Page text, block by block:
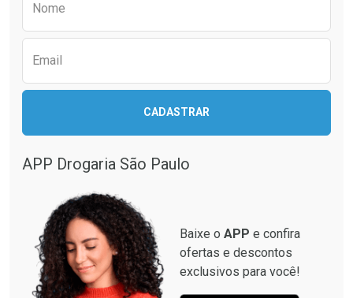
Nome
Email
CADASTRAR
APP Drogaria São Paulo
Baixe o APP e confira
ofertas e descontos
exclusivos para você!